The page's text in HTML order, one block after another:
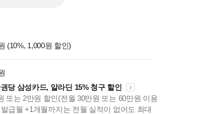
(10%, 1,000원 할인)
당 삼성카드, 알라딘 15% 청구 할인
또는 2만원 할인(전월 30만원 또는 60만원 이용
급월 +1개월까지는 전월 실적이 없어도 최대